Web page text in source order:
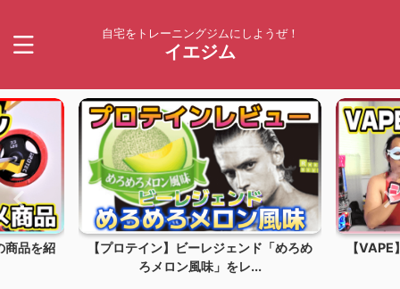
自宅をトレーニングジムにしようぜ！
イエジム
商品を紹
【プロテイン】ビーレジェンド「めろめ
ろメロン風味」をレ...
【